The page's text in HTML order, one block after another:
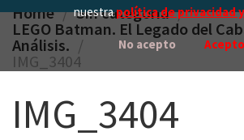
nuestrapolítica de privacidad
No acepto Acepto
Home Sin categoría
LEGO Batman. El Legado del
Análisis.
IMG_3404
IMG_3404